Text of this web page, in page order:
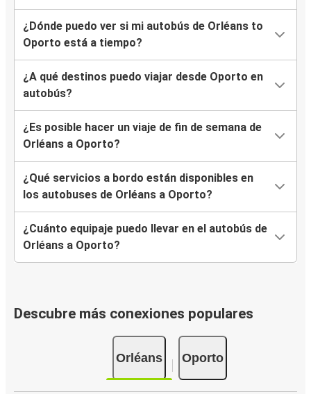
¿Dónde puedo ver si mi autobús de Orléans to
Oporto está a tiempo?
¿A qué destinos puedo viajar desde Oporto en
autobús?
¿Es posible hacer un viaje de fin de semana de
Orléans a Oporto?
¿Qué servicios a bordo están disponibles en
los autobuses de Orléans a Oporto?
¿Cuánto equipaje puedo llevar en el autobús de
Orléans a Oporto?
Descubre más conexiones populares
Orléans Oporto